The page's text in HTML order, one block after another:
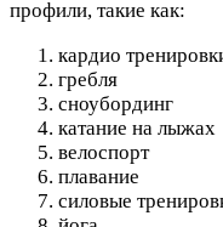
профили, такие как:
кардио
гребля
сноубординг
катание на лыжах
велоспорт
плавание
силовые